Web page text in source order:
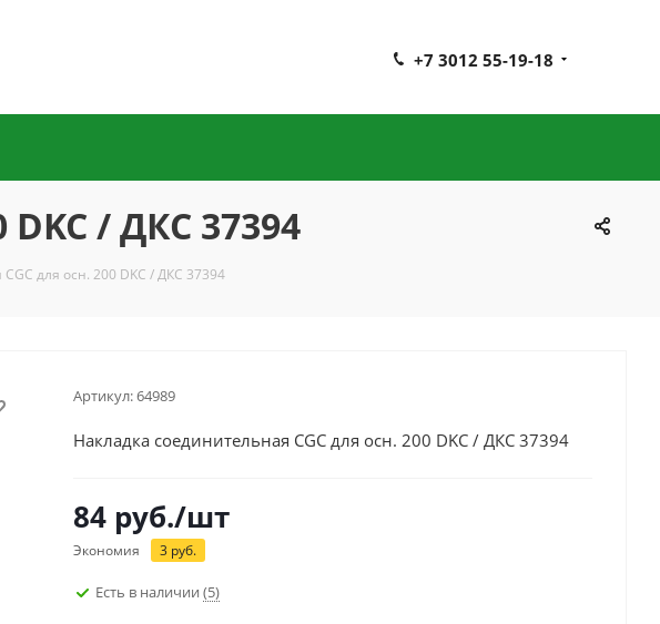
+7 3012 55-19-18
/ ДКС 37394
для осн. 200 DKC / ДКС 37394
Артикул:64989
Накладка соединительная CGC для осн. 200 DKC / ДКС 37394
84 руб./шт
Экономия 3 руб.
Есть в наличии (5)